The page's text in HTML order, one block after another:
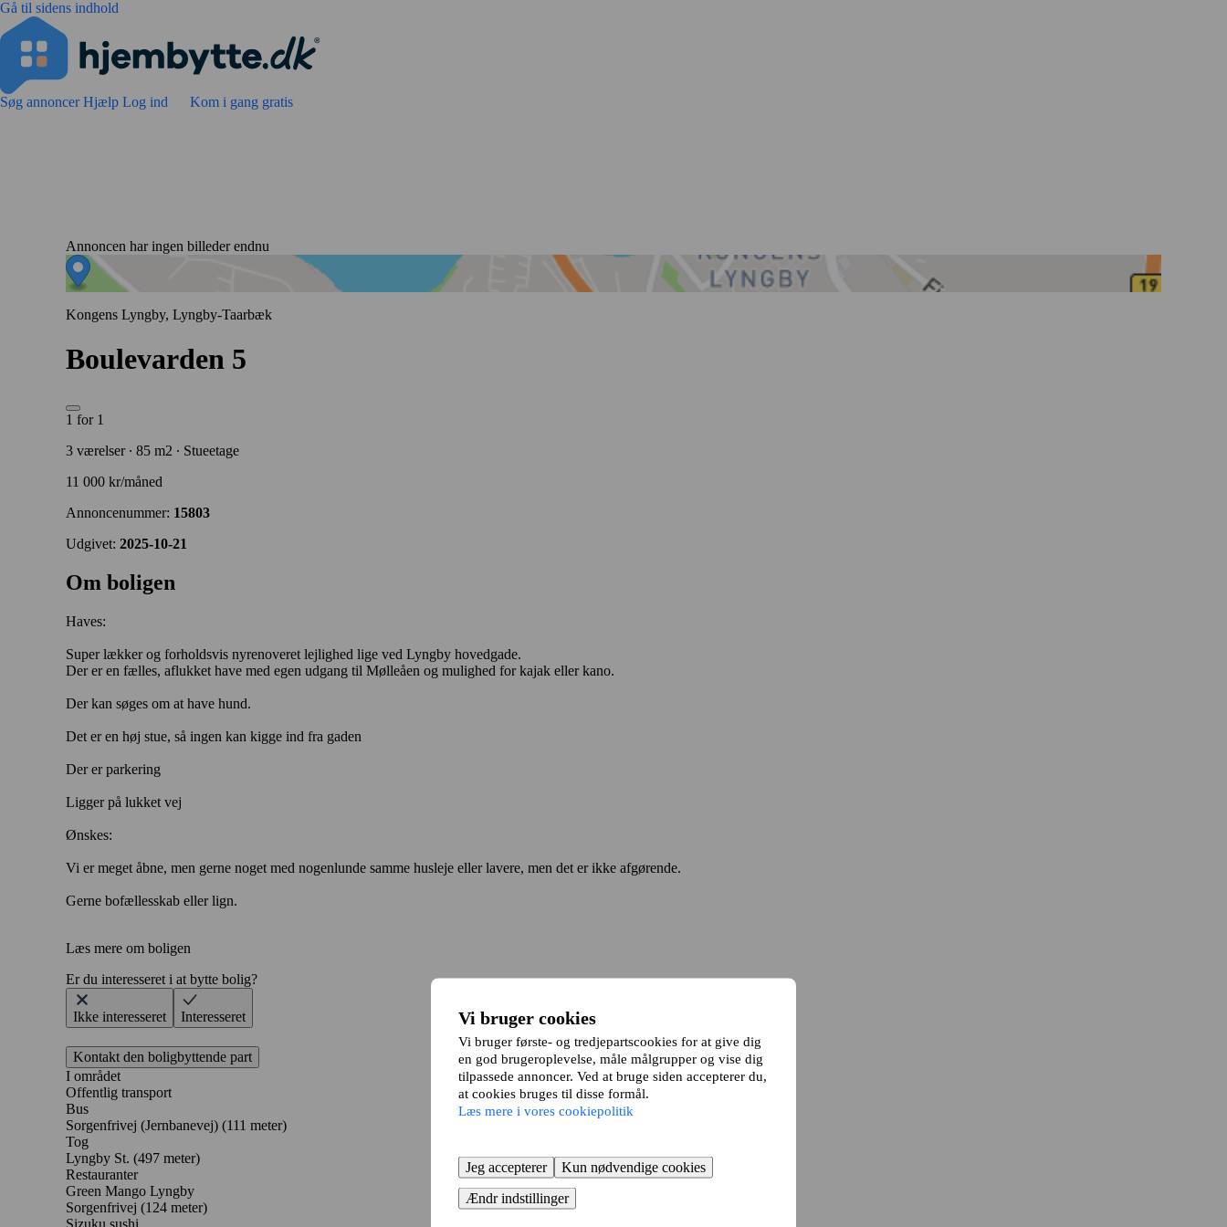
Gå til sidens indhold
Vi bruger cookies
Vi bruger første- og tredjepartscookies for at give dig
en god brugeroplevelse, måle målgrupper og vise dig
tilpassede annoncer. Ved at bruge siden accepterer du,
at cookies bruges til disse formål.
Læs mere i vores cookiepolitik
Jeg accepterer
Kun nødvendige cookies
Ændr indstillinger
Søg annoncerHjælp Log ind Kom i gang gratis
Annoncen har ingen billeder endnu
Kongens Lyngby, Lyngby-Taarbæk
Boulevarden 5
1 for 1
3 værelser ∙ 85 m2 ∙ Stueetage
11 000 kr/måned
Annoncenummer: 15803
Udgivet: 2025-10-21
Om boligen
Haves:
Super lækker og forholdsvis nyrenoveret lejlighed lige ved Lyngby hovedgade.
Der er en fælles, aflukket have med egen udgang til Mølleåen og mulighed for kajak eller kano.
Der kan søges om at have hund.
Det er en høj stue, så ingen kan kigge ind fra gaden
Der er parkering
Ligger på lukket vej
Ønskes:
Vi er meget åbne, men gerne noget med nogenlunde samme husleje eller lavere, men det er ikke afgørende.
Gerne bofællesskab eller lign.
Læs mere om boligen
Er du interesseret i at bytte bolig?
Ikke interesseret Interesseret
Kontakt den boligbyttende part
I området
Offentlig transport
Bus
Sorgenfrivej (Jernbanevej) (111 meter)
Tog
Lyngby St. (497 meter)
Restauranter
Green Mango Lyngby
Sorgenfrivej (124 meter)
Sizuku sushi